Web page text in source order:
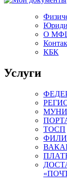
О
КБК
Услуги
ТОСП